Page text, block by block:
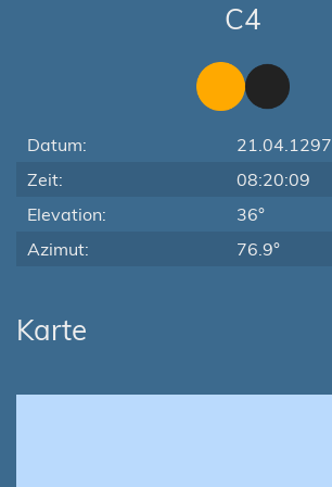
C4
Datum:
21.04.1297
Zeit:
08:20:09
Elevation:
36°
Azimut:
76.9°
Karte